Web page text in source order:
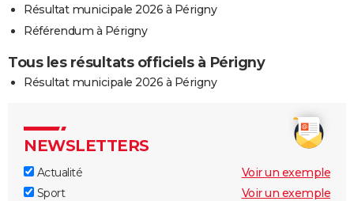
Résultat municipale 2026 à Périgny
Référendum à Périgny
Tous les résultats officiels à Périgny
Résultat municipale 2026 à Périgny
NEWSLETTERS
Actualité
Voir un exemple
Sport
Voir un exemple